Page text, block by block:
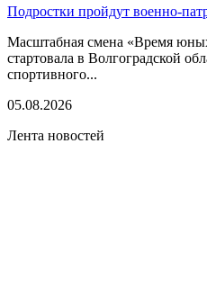
Подростки пройдут военно-
Масштабная смена «Время
стартовала в Волгоградской
спортивного...
05.08.2026
Лента новостей